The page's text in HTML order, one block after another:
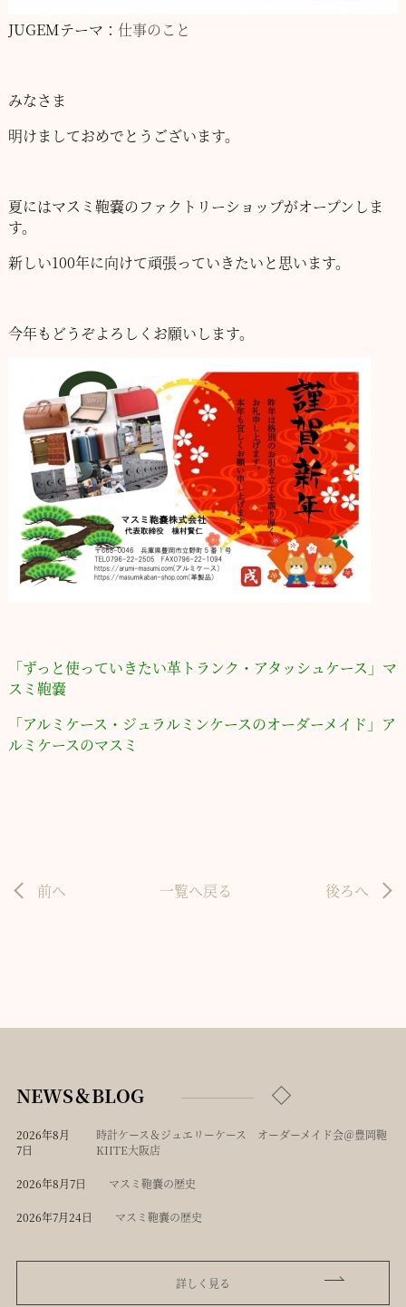
JUGEMテーマ： 仕事のこと
みなさま
明けましておめでとうございます。
夏にはマスミ鞄嚢のファクトリーショップがオープンしま
す。
新しい100年に向けて頑張っていきたいと思います。
今年もどうぞよろしくお願いします。
「ずっと使っていきたい革トランク・アタッシュケース」 マ
スミ鞄嚢
「アルミケース・ジュラルミンケースのオーダーメイド」 ア
ルミケースのマスミ
前へ 一覧へ戻る 後ろへ
NEWS＆BLOG
2026年8月
7日
時計ケース＆ジュエリーケース オーダーメイド会＠豊岡鞄
KIITE大阪店
2026年8月7日 マスミ鞄嚢の歴史
2026年7月24日 マスミ鞄嚢の歴史
詳しく見る